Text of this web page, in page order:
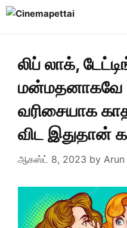
Skip
லிப் லாக்,
மன்மதனாகவே
வரிசையாக
விட இதுதான்
ஆகஸ்ட் 8, 2023 by Arun